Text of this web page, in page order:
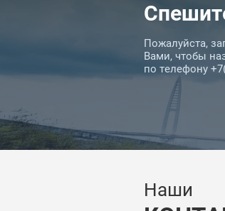
Пожалуйста,
Вами, чтобы
по телефону
Наши